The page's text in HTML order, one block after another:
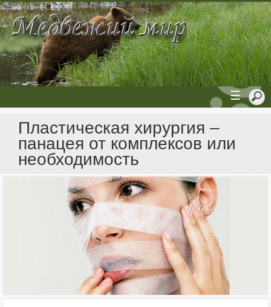
☰
Пластическая хирургия –
панацея от комплексов или
необходимость